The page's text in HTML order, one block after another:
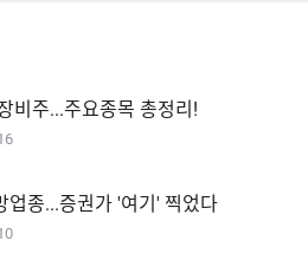
비주...주요종목 총정리!
업종...증권가 '여기' 찍었다